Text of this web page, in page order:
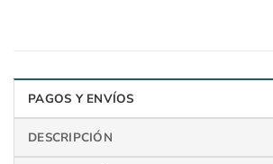
PAGOS Y ENVÍOS
DESCRIPCIÓN